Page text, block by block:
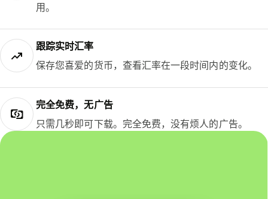
用。
跟踪实时汇率
保存您喜爱的货币，查看汇率在一段时间内的变化。
完全免费，无广告
只需几秒即可下载。完全免费，没有烦人的广告。